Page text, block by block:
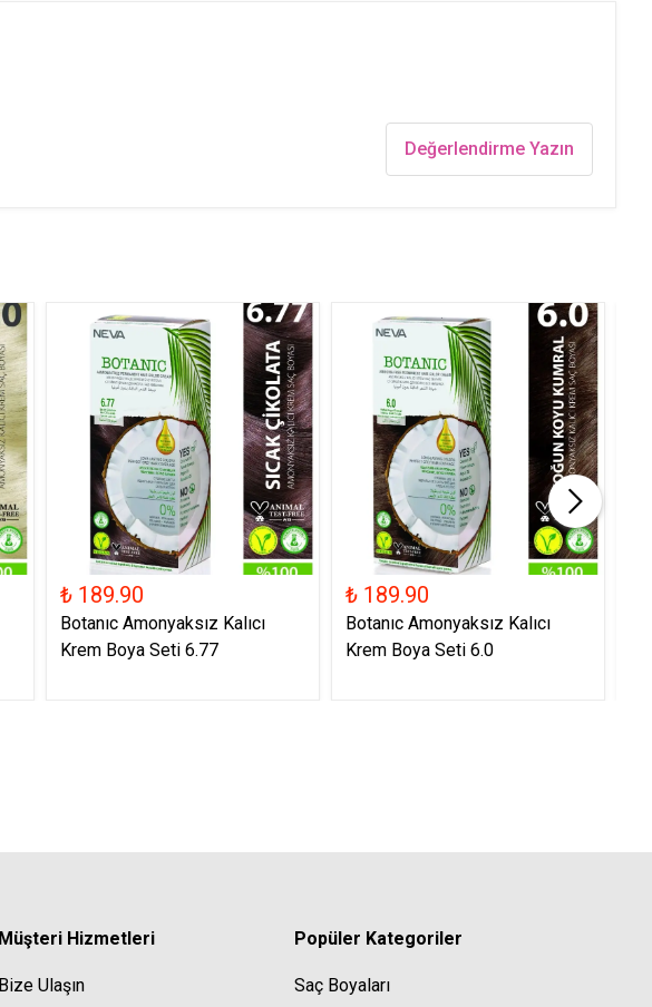
Değerlendirme Yazın
₺ 189.90
Botanıc Amonyaksız Kalıcı
Krem Boya Seti 6.77
₺ 189.90
Botanıc Amonyaksız Kalıcı
Krem Boya Seti 6.0
Müşteri Hizmetleri
Bize Ulaşın
Popüler Kategoriler
Saç Boyaları